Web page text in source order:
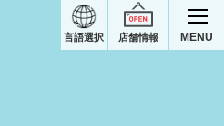
店舗情報
言語選択 MENU